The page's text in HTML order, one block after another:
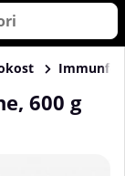
600 g
600 g